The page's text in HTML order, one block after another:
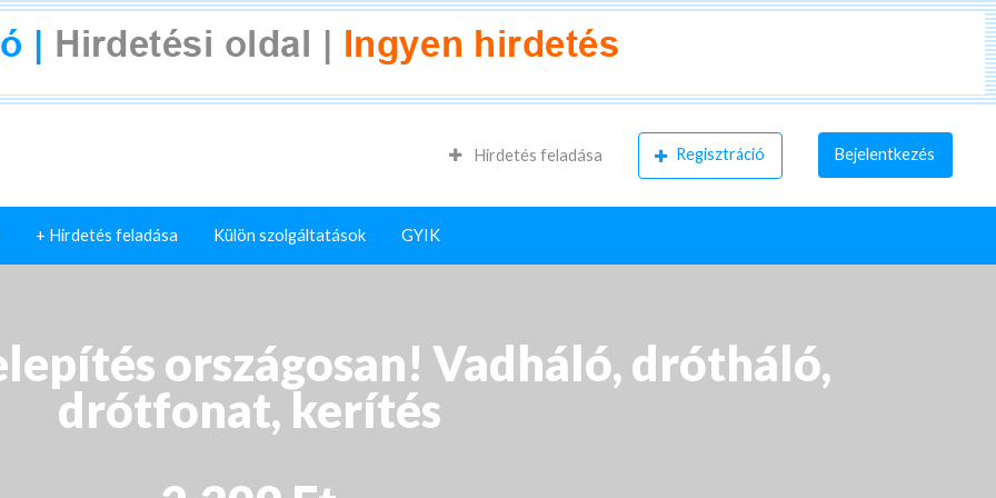
Hirdetés feladása Regisztráció Bejelentkezés
+ Hirdetés feladása Külön szolgáltatások GYIK
országosan! Vadháló, drótháló,
drótfonat, kerítés